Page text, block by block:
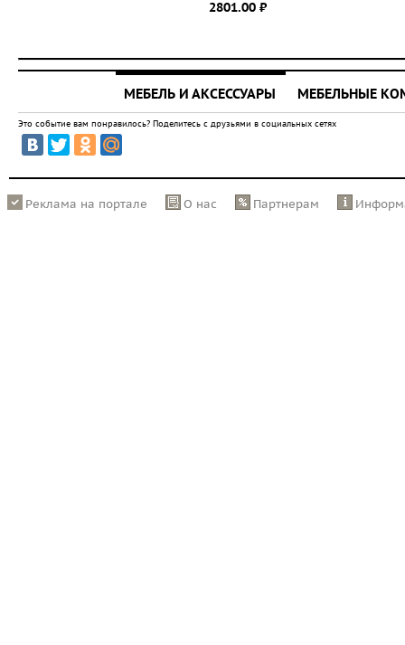
МЕБЕЛЬ И АКСЕССУАРЫ МЕБЕЛЬНЫЕ
Это событие вам понравилось? Поделитесь с друзьями в социальных сетях
Реклама на портале О нас Партнерам